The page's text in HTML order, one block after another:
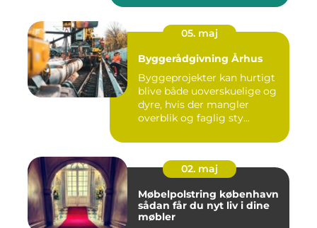
05. maj
Byggerådgivning Århus
Byggeprojekter kan hurtigt
blive både uoverskuelige og
dyre, hvis der mangler
overblik og faglig sty...
02. maj
Møbelpolstring københavn
sådan får du nyt liv i dine
møbler